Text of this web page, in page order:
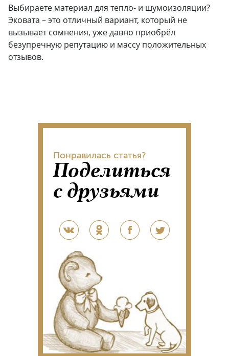
Выбираете материал для тепло- и шумоизоляции?
Эковата – это отличный вариант, который не
вызывает сомнения, уже давно приобрёл
безупречную репутацию и массу положительных
отзывов.
Понравилась статья?
Поделиться
с друзьями